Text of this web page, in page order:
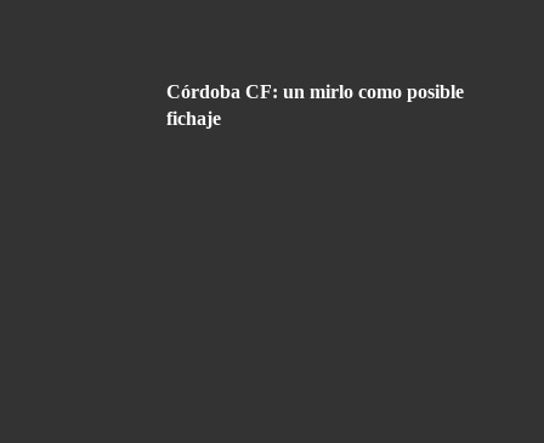
Córdoba CF: un mirlo como posible
fichaje